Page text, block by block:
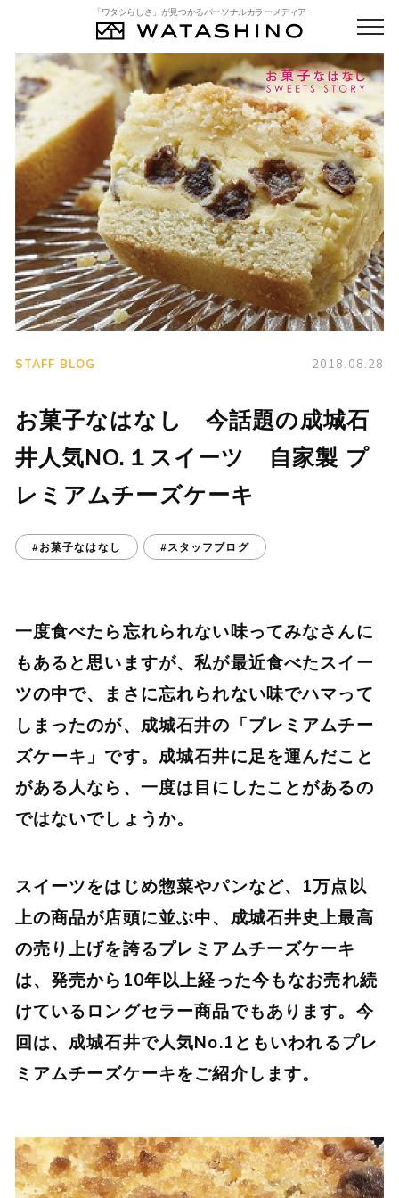
「ワタシらしさ」が見つかるパーソナルカラーメディア
STAFF BLOG 2018.08.28
お菓子なはなし 今話題の成城石
井人気NO.１スイーツ 自家製 プ
レミアムチーズケーキ
#お菓子なはなし #スタッフブログ
一度食べたら忘れられない味ってみなさんに
もあると思いますが、私が最近食べたスイー
ツの中で、まさに忘れられない味でハマって
しまったのが、成城石井の「プレミアムチー
ズケーキ」です。成城石井に足を運んだこと
がある人なら、一度は目にしたことがあるの
ではないでしょうか。
スイーツをはじめ惣菜やパンなど、1万点以
上の商品が店頭に並ぶ中、成城石井史上最高
の売り上げを誇るプレミアムチーズケーキ
は、発売から10年以上経った今もなお売れ続
けているロングセラー商品でもあります。今
回は、成城石井で人気No.1ともいわれるプレ
ミアムチーズケーキをご紹介します。